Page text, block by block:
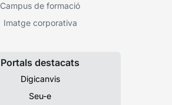
Campus de formació
Imatge corporativa
Portals destacats
Digicanvis
Seu-e